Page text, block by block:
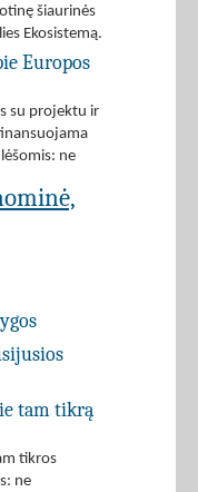
šiaurinės
Ekosistemą.
Europos
su projektu ir
ne
tam tikrą
tikros
ne